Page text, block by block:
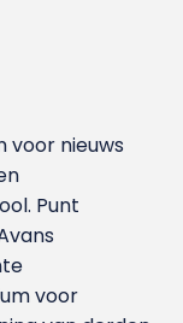
voor nieuws
Punt
voor